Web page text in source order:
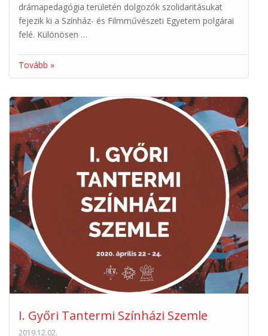
drámapedagógia területén dolgozók szolidaritásukat
fejezik ki a Színház- és Filmművészeti Egyetem polgárai
felé. Különösen …
Tovább »
I. Győri Tantermi Színházi Szemle
2019.12.02.